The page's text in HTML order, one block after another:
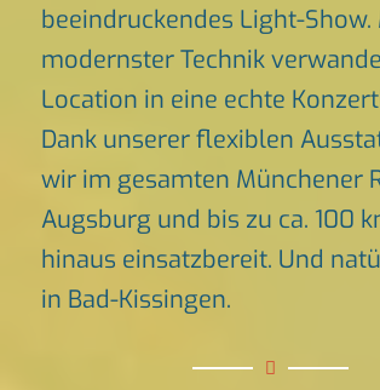
beeindruckendes Light-Show.
modernster Technik
Location in eine echte
Dank unserer flexiblen
wir im gesamten Münchener
Augsburg und bis zu ca. 100
hinaus einsatzbereit. Und
in Bad-Kissingen.